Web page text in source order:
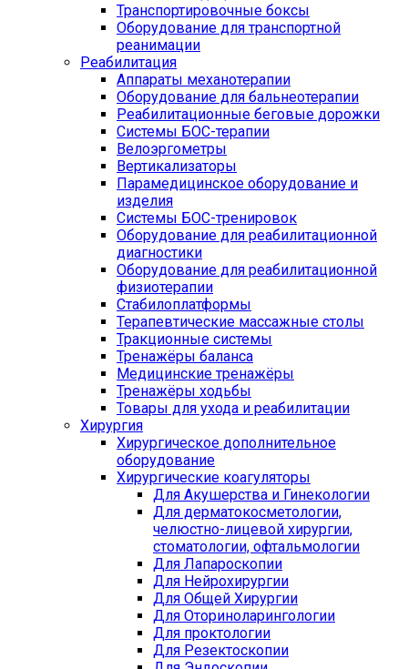
Транспортировочные боксы
Оборудование для транспортной
реанимации
Реабилитация
Аппараты механотерапии
Оборудование для бальнеотерапии
Реабилитационные беговые дорожки
Системы БОС-терапии
Велоэргометры
Вертикализаторы
Парамедицинское оборудование и
изделия
Системы БОС-тренировок
Оборудование для реабилитационной
диагностики
Оборудование для реабилитационной
физиотерапии
Стабилоплатформы
Терапевтические массажные столы
Тракционные системы
Тренажёры баланса
Медицинские тренажёры
Тренажёры ходьбы
Товары для ухода и реабилитации
Хирургия
Хирургическое дополнительное
оборудование
Хирургические коагуляторы
Для Акушерства и Гинекологии
Для дерматокосметологии,
челюстно-лицевой хирургии,
стоматологии, офтальмологии
Для Лапароскопии
Для Нейрохирургии
Для Общей Хирургии
Для Оториноларингологии
Для проктологии
Для Резектоскопии